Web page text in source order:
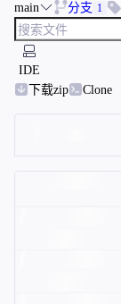
main 分支 1
IDE
下载zip
Clone